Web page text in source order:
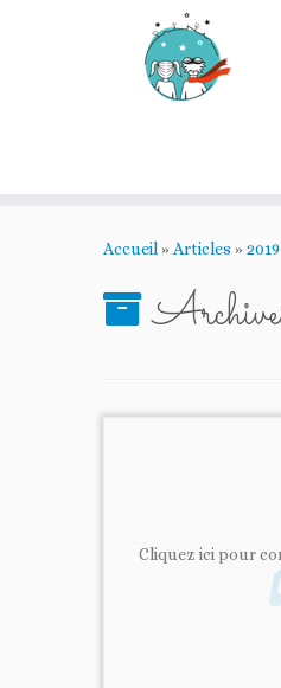
Accueil » Articles » 2019
Cliquez ici pour